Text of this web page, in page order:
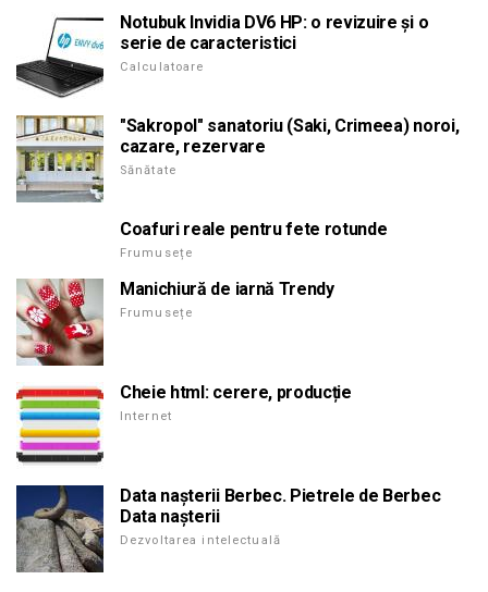
Notubuk Invidia DV6 HP: o revizuire și o
serie de caracteristici
Calculatoare
"Sakropol" sanatoriu (Saki, Crimeea) noroi,
cazare, rezervare
Sănătate
Coafuri reale pentru fete rotunde
Frumusețe
Manichiură de iarnă Trendy
Frumusețe
Cheie html: cerere, producție
Internet
Data nașterii Berbec. Pietrele de Berbec
Data nașterii
Dezvoltarea intelectuală